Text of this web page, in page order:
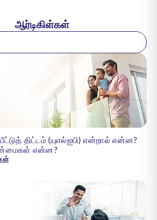
ஆர்டிகிள்கள்
திட்டம் (யுஎல்ஐபி) என்றால் என்ன?
என்ன?